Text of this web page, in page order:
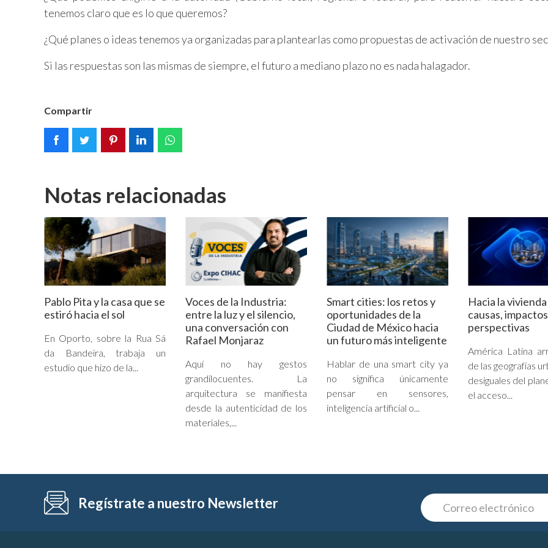
tenemos claro que es lo que queremos?
¿Qué planes o ideas tenemos ya organizadas para plantearlas como propuestas de activación de nuestro
Si las respuestas son las mismas de siempre, el futuro a mediano plazo no es nada halagador.
Compartir
Notas relacionadas
Pablo Pita y la casa que se
estiró hacia el sol
En Oporto, sobre la Rua Sá
da Bandeira, trabaja un
estudio que hizo de la...
Voces de la Industria:
entre la luz y el silencio,
una conversación con
Rafael Monjaraz
Aquí no hay gestos
grandilocuentes. La
arquitectura se manifiesta
desde la autenticidad de los
materiales,...
Smart cities: los retos y
oportunidades de la
Ciudad de México hacia
un futuro más inteligente
Hablar de una smart city ya
no significa únicamente
pensar en sensores,
inteligencia artificial o...
Hacia la
causas,
perspectivas
América Latina
de las geografías
desiguales del
el acceso...
Regístrate a nuestro Newsletter